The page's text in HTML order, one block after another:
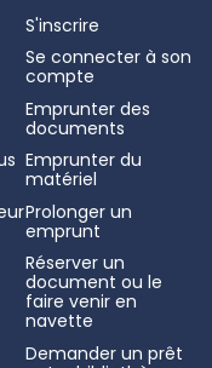
S'inscrire
Se connecter à son
compte
Emprunter des
documents
Emprunter du
matériel
Prolonger un
emprunt
Réserver un
document ou le
faire venir en
navette
Demander un prêt